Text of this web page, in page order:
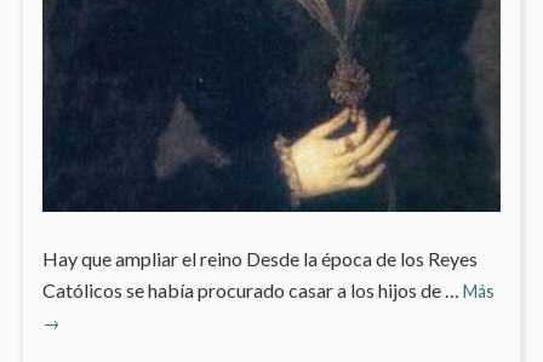
Hay que ampliar el reino Desde la época de los Reyes
Católicos se había procurado casar a los hijos de … Más3.1
→